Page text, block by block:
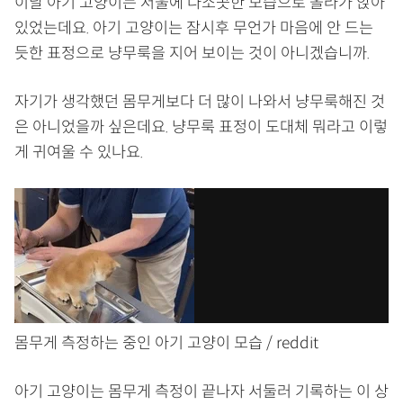
있었는데요. 아기 고양이는 잠시후 무언가 마음에 안 드는
듯한 표정으로 냥무룩을 지어 보이는 것이 아니겠습니까.
자기가 생각했던 몸무게보다 더 많이 나와서 냥무룩해진 것
은 아니었을까 싶은데요. 냥무룩 표정이 도대체 뭐라고 이렇
게 귀여울 수 있나요.
몸무게 측정하는 중인 아기 고양이 모습 / reddit
아기 고양이는 몸무게 측정이 끝나자 서둘러 기록하는 이 상